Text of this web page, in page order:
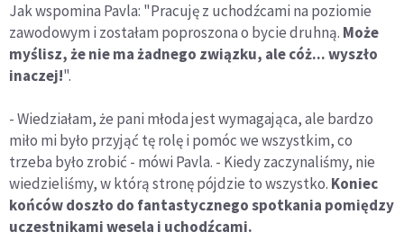
Jak wspomina Pavla: "Pracuję z uchodźcami na poziomie
zawodowym i zostałam poproszona o bycie druhną. Może
myślisz, że nie ma żadnego związku, ale cóż... wyszło
inaczej!".
- Wiedziałam, że pani młoda jest wymagająca, ale bardzo
miło mi było przyjąć tę rolę i pomóc we wszystkim, co
trzeba było zrobić - mówi Pavla. - Kiedy zaczynaliśmy, nie
wiedzieliśmy, w którą stronę pójdzie to wszystko. Koniec
końców doszło do fantastycznego spotkania pomiędzy
uczestnikami wesela i uchodźcami.